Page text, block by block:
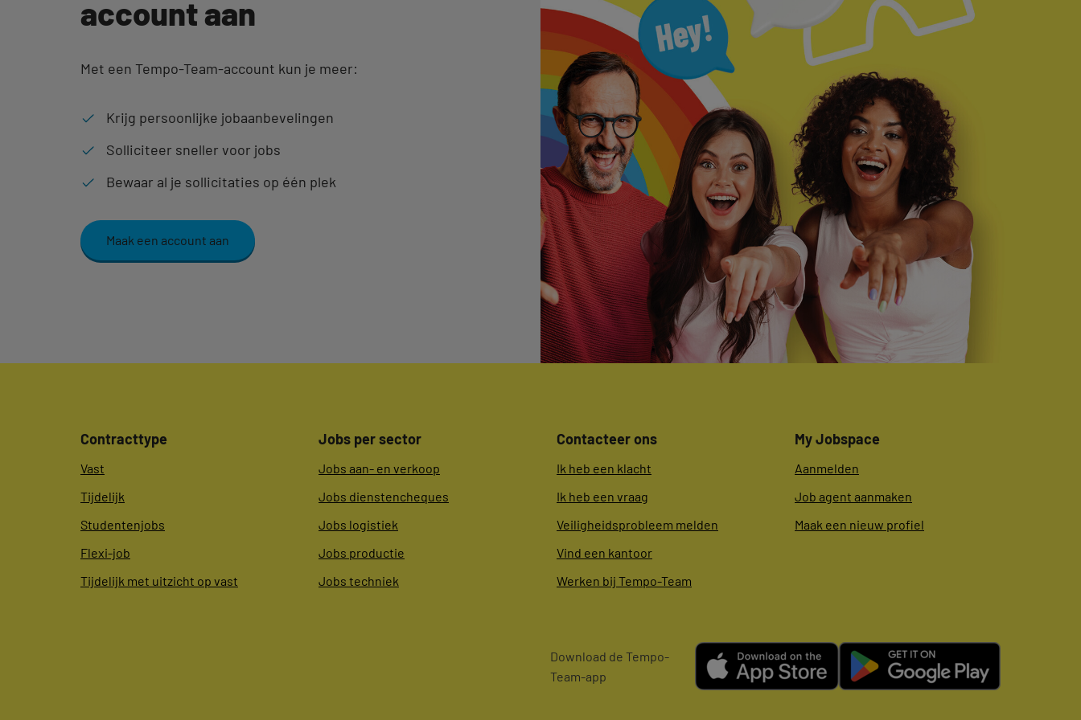
account aan
Met een Tempo-Team-account kun je meer:
Krijg persoonlijke jobaanbevelingen
Solliciteer sneller voor jobs
Bewaar al je sollicitaties op één plek
Maak een account aan
Contracttype
Vast
Tijdelijk
Studentenjobs
Flexi-job
Tijdelijk met uitzicht op vast
Jobs per sector
Jobs aan- en verkoop
Jobs dienstencheques
Jobs logistiek
Jobs productie
Jobs techniek
Contacteer ons
Ik heb een klacht
Ik heb een vraag
Veiligheidsprobleem melden
Vind een kantoor
Werken bij Tempo-Team
My Jobspace
Aanmelden
Job agent aanmaken
Maak een nieuw profiel
Download de Tempo-
Team-app